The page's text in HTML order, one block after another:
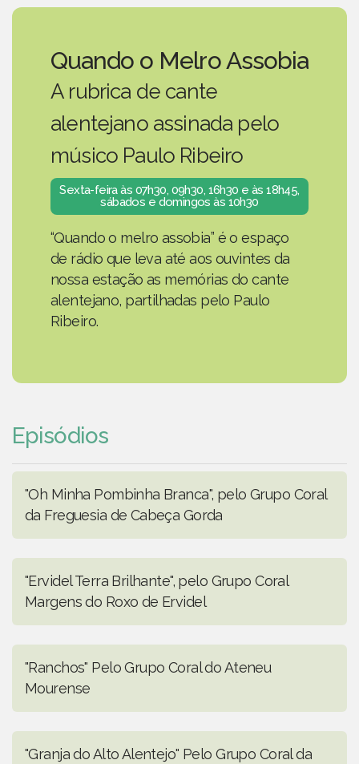
Quando o Melro Assobia
A rubrica de cante
alentejano assinada pelo
músico Paulo Ribeiro
Sexta-feira às 07h30, 09h30, 16h30 e às 18h45,
sábados e domingos às 10h30
“Quando o melro assobia” é o espaço
de rádio que leva até aos ouvintes da
nossa estação as memórias do cante
alentejano, partilhadas pelo Paulo
Ribeiro.
Episódios
"Oh Minha Pombinha Branca", pelo Grupo Coral
da Freguesia de Cabeça Gorda
"Ervidel Terra Brilhante", pelo Grupo Coral
Margens do Roxo de Ervidel
"Ranchos" Pelo Grupo Coral do Ateneu
Mourense
"Granja do Alto Alentejo" Pelo Grupo Coral da